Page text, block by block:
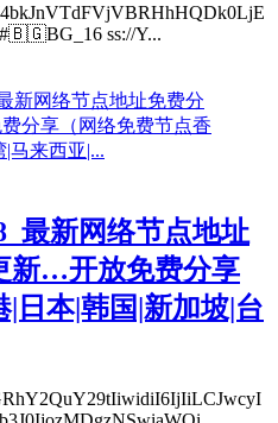
ss://Y...
最新网络节点地址
新…开放免费分享
|日本|韩国|新加坡|台